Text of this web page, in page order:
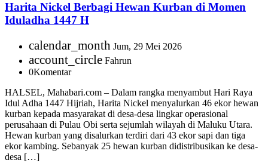
Harita Nickel Berbagi Hewan Kurban di Momen
Iduladha 1447 H
calendar_month Jum, 29 Mei 2026
account_circle Fahrun
0Komentar
HALSEL, Mahabari.com – Dalam rangka menyambut Hari Raya
Idul Adha 1447 Hijriah, Harita Nickel menyalurkan 46 ekor hewan
kurban kepada masyarakat di desa-desa lingkar operasional
perusahaan di Pulau Obi serta sejumlah wilayah di Maluku Utara.
Hewan kurban yang disalurkan terdiri dari 43 ekor sapi dan tiga
ekor kambing. Sebanyak 25 hewan kurban didistribusikan ke desa-
desa […]